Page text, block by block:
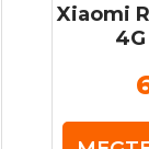
Xiaomi